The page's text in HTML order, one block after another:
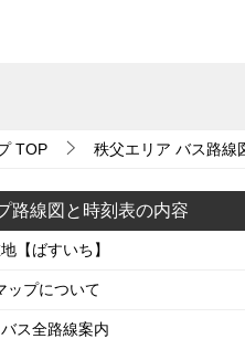
TOP 秩父エリア バス路線
路線図と時刻表の内容
【ばすいち】
ップについて
ス全路線案内